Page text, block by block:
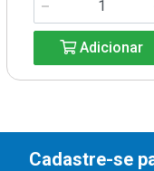
Adicionar
Cadastre-se